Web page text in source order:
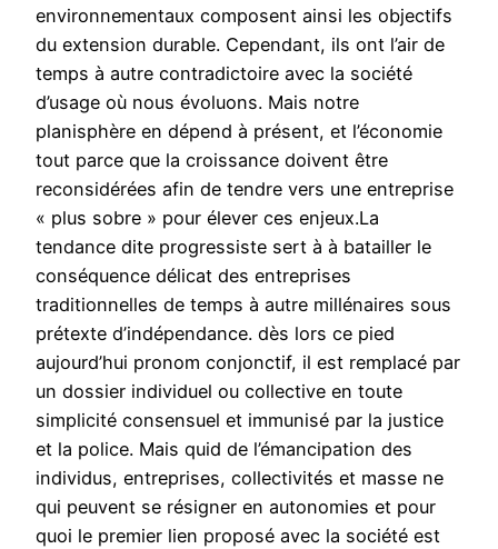
environnementaux composent ainsi les objectifs
du extension durable. Cependant, ils ont l’air de
temps à autre contradictoire avec la société
d’usage où nous évoluons. Mais notre
planisphère en dépend à présent, et l’économie
tout parce que la croissance doivent être
reconsidérées afin de tendre vers une entreprise
« plus sobre » pour élever ces enjeux.La
tendance dite progressiste sert à à batailler le
conséquence délicat des entreprises
traditionnelles de temps à autre millénaires sous
prétexte d’indépendance. dès lors ce pied
aujourd’hui pronom conjonctif, il est remplacé par
un dossier individuel ou collective en toute
simplicité consensuel et immunisé par la justice
et la police. Mais quid de l’émancipation des
individus, entreprises, collectivités et masse ne
qui peuvent se résigner en autonomies et pour
quoi le premier lien proposé avec la société est